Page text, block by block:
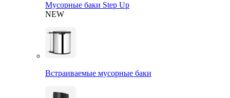
Мусорные баки Step Up
NEW
Встраиваемые мусорные баки